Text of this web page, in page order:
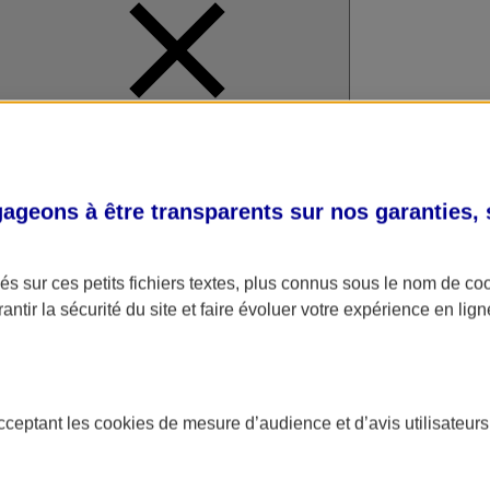
à être transparents sur nos
sur ces petits fichiers textes, plus connus sous le nom de
la sécurité du site et faire évoluer votre expérience en
les cookies de mesure d’audience et d’avis